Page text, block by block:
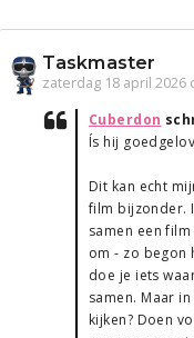
Taskmaster
zaterdag 18 april 2026
Cuberdon
Ís hij
Dit kan echt
film bijzonder.
samen een
om - zo begon
doe je iets
samen. Maar
kijken? Doen